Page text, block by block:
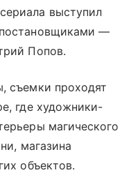
выступил
—
Попов.
съемки проходят
где художники-
магического
магазина
объектов.